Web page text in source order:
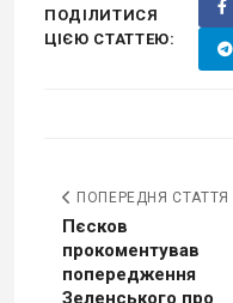
ПОДІЛИТИСЯ
ЦІЄЮ СТАТТЕЮ:
ПОПЕРЕДНЯ СТАТТЯ
Пєсков
прокоментував
попередження
Зеленського про